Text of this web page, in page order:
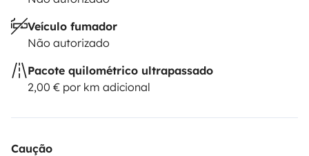
Veículo fumador
Não autorizado
Pacote quilométrico ultrapassado
2,00 € por km adicional
Caução